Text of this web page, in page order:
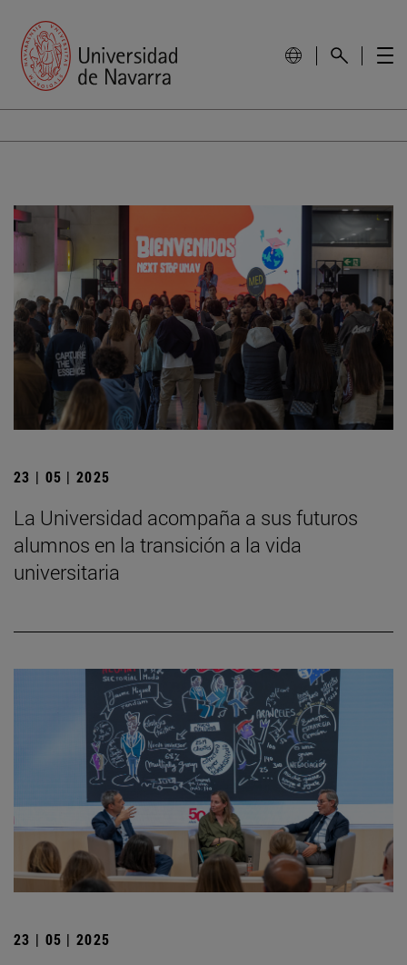
23 | 05 | 2025
La Universidad acompaña a sus futuros
alumnos en la transición a la vida
universitaria
23 | 05 | 2025